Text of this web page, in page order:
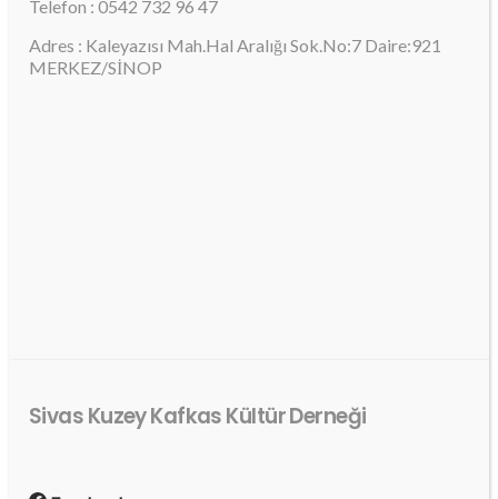
Telefon : 0542 732 96 47
Adres : Kaleyazısı Mah.Hal Aralığı Sok.No:7 Daire:921
MERKEZ/SİNOP
Sivas Kuzey Kafkas Kültür Derneği